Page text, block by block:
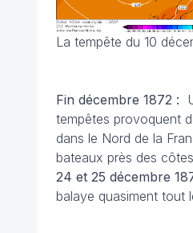
La tempête du 10
Fin décembre 1872 :
tempêtes provoquent
dans le Nord de la
bateaux près des
24 et 25 décembre
balaye quasiment tout